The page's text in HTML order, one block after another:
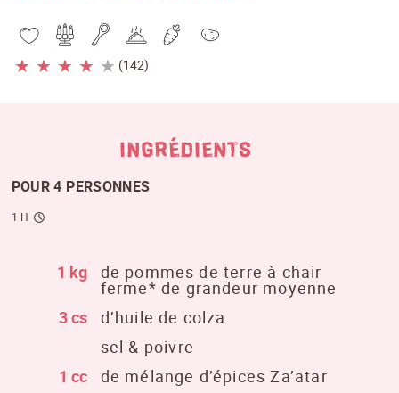
★ ★ ★ ★ ★ (142)
INGRÉDIENTS
POUR 4 PERSONNES
1 H
1 kg de pommes de terre à chair
ferme* de grandeur moyenne
3 cs
d’huile de colza
sel & poivre
1 cc
de mélange d’épices Za’atar